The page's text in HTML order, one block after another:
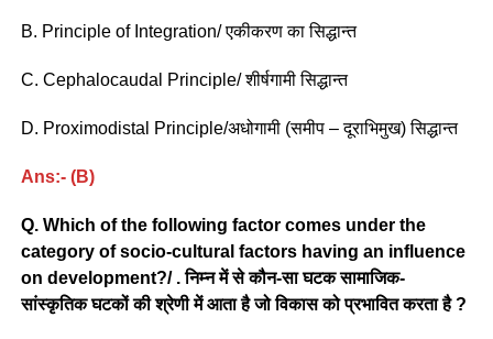
B. Principle of Integration/ एकीकरण का सिद्धान्त
C. Cephalocaudal Principle/ शीर्षगामी सिद्धान्त
D. Proximodistal Principle/अधोगामी (समीप – दूराभिमुख) सिद्धान्त
Ans:- (B)
Q. Which of the following factor comes under the
category of socio-cultural factors having an influence
on development?/ . निम्न में से कौन-सा घटक सामाजिक-
सांस्कृतिक घटकों की श्रेणी में आता है जो विकास को प्रभावित करता है ?